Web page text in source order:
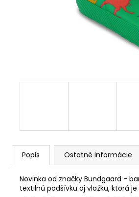
Popis Ostatné informácie
Novinka od značky Bundgaard -
textilnú podšívku aj vložku, ktorá